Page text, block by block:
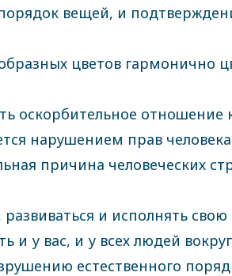
вещей, и
цветов гармонично
отношение
нарушением прав
причина человеческих
и исполнять
у вас, и у всех людей
естественного